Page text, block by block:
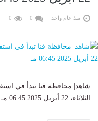
منذ عام واحد 0
0
الثلاثاء، 22 أبريل 2025 06:45 مـ......